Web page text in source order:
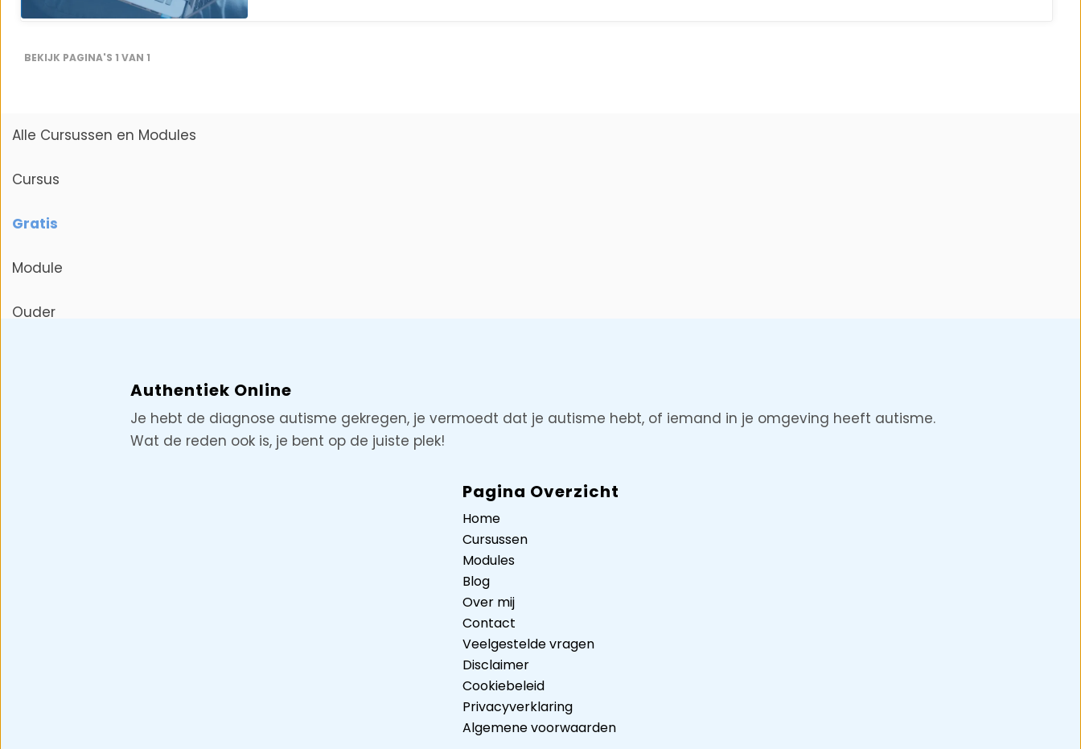
BEKIJK PAGINA'S 1 VAN 1
Alle Cursussen en Modules
Cursus
Gratis
Module
Ouder
Authentiek Online
Je hebt de diagnose autisme gekregen, je vermoedt dat je autisme hebt, of iemand in je omgeving heeft autisme.
Wat de reden ook is, je bent op de juiste plek!
Pagina Overzicht
Home
Cursussen
Modules
Blog
Over mij
Contact
Veelgestelde vragen
Disclaimer
Cookiebeleid
Privacyverklaring
Algemene voorwaarden